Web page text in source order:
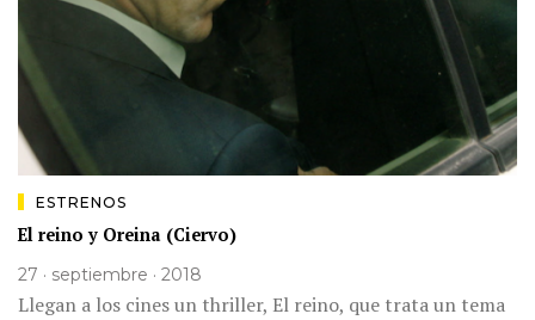
ESTRENOS
El reino y Oreina (Ciervo)
27 · septiembre · 2018
Llegan a los cines un thriller, El reino, que trata un tema